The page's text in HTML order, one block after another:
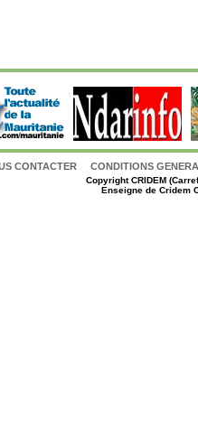
CONTACTER CONDITIONS
CopyrightCRIDEM
Enseigne de Cridem